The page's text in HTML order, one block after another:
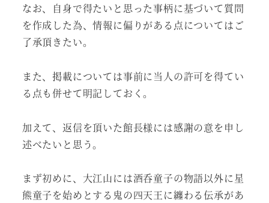
なお、自身で得たいと思った事柄に基づいて質問
を作成した為、情報に偏りがある点についてはご
了承頂きたい。
また、掲載については事前に当人の許可を得てい
る点も併せて明記しておく。
加えて、返信を頂いた館長様には感謝の意を申し
述べたいと思う。
まず初めに、大江山には酒呑童子の物語以外に星
熊童子を始めとする鬼の四天王に纏わる伝承があ